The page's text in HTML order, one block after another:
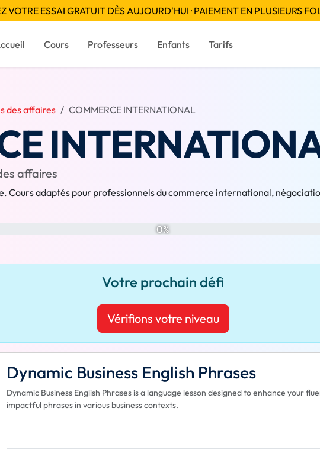
VOTRE ESSAI GRATUIT DÈS AUJOURD'HUI · PAIEMENT EN PLUSIEURS
Cours Professeurs Enfants Tarifs
des affaires COMMERCE INTERNATIONAL
affaires
Cours adaptés pour professionnels du commerce international,
0%
Votre prochain défi
Vérifions votre niveau
Dynamic Business English Phrases
Dynamic Business English Phrases is a language lesson designed to enhance your
impactful phrases in various business contexts.